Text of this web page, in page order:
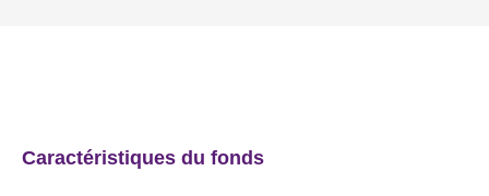
Caractéristiques du fonds